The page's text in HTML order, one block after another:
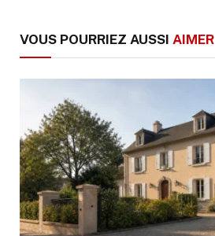
VOUS POURRIEZ AUSSI AIMER